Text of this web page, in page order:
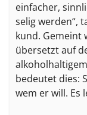
einfacher,
selig werden“,
kund. Gemeint
übersetzt auf
bedeutet dies:
wem er will. Es